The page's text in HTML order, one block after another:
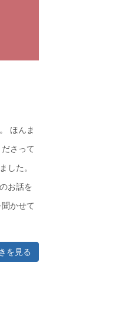
ほんま
さって
した。
お話を
かせて
を見る